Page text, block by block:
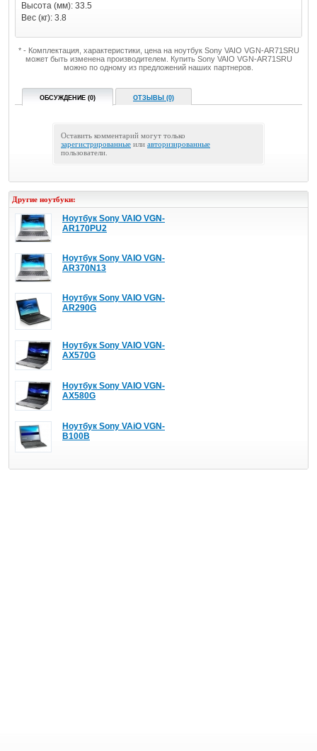
Высота (мм): 33.5
Вес (кг): 3.8
* - Комплектация, характеристики, цена на ноутбук Sony VAIO VGN-AR71SRU
может быть изменена производителем. Купить Sony VAIO VGN-AR71SRU
можно по одному из предложений наших партнеров.
ОБСУЖДЕНИЕ (0) ОТЗЫВЫ (0)
Оставить комментарий могут только
зарегистрированные или авторизированные
пользователи.
Другие ноутбуки:
Ноутбук Sony VAIO VGN-
AR170PU2
Ноутбук Sony VAIO VGN-
AR370N13
Ноутбук Sony VAIO VGN-
AR290G
Ноутбук Sony VAIO VGN-
AX570G
Ноутбук Sony VAIO VGN-
AX580G
Ноутбук Sony VAiO VGN-
B100B